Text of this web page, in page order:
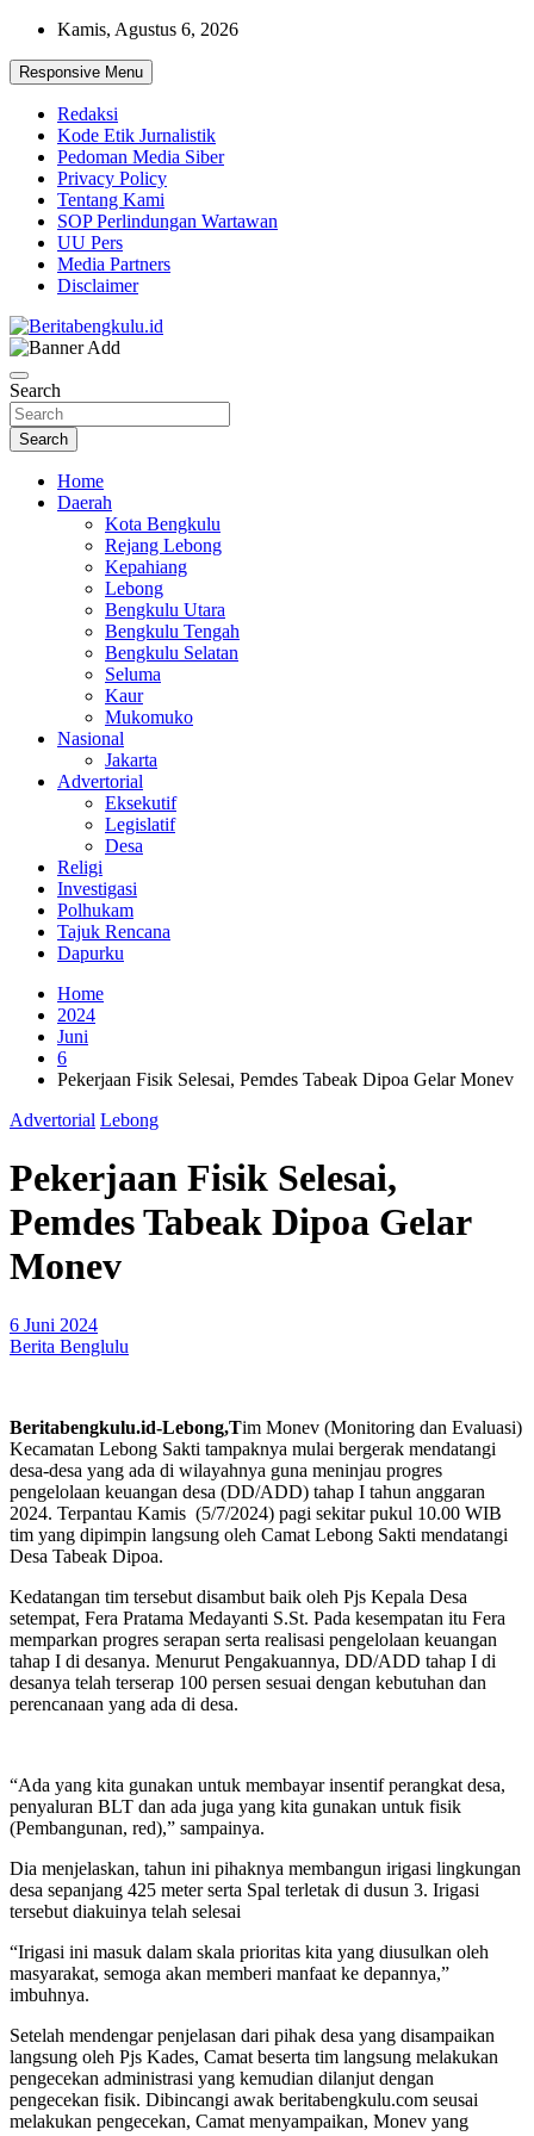
Skip
content
Kamis, Agustus 6, 2026
Responsive Menu
Redaksi
Kode Etik Jurnalistik
Pedoman Media Siber
Privacy Policy
Tentang Kami
SOP Perlindungan Wartawan
UU Pers
Media Partners
Disclaimer
Beritabengkulu.id
Search
Search
Home
Daerah
Kota Bengkulu
Rejang Lebong
Kepahiang
Lebong
Bengkulu Utara
Bengkulu Tengah
Bengkulu Selatan
Seluma
Kaur
Mukomuko
Nasional
Jakarta
Advertorial
Eksekutif
Legislatif
Desa
Religi
Investigasi
Polhukam
Tajuk Rencana
Dapurku
Home
2024
Juni
6
Pekerjaan Fisik Selesai, Pemdes Tabeak Dipoa Gelar Monev
Advertorial Lebong
Pekerjaan Fisik Selesai,
Pemdes Tabeak Dipoa Gelar
Monev
6 Juni 2024
Berita Benglulu
Beritabengkulu.id-Lebong,Tim Monev (Monitoring dan Evaluasi)
Kecamatan Lebong Sakti tampaknya mulai bergerak mendatangi
desa-desa yang ada di wilayahnya guna meninjau progres
pengelolaan keuangan desa (DD/ADD) tahap I tahun anggaran
2024. Terpantau Kamis (5/7/2024) pagi sekitar pukul 10.00 WIB
tim yang dipimpin langsung oleh Camat Lebong Sakti mendatangi
Desa Tabeak Dipoa.
Kedatangan tim tersebut disambut baik oleh Pjs Kepala Desa
setempat, Fera Pratama Medayanti S.St. Pada kesempatan itu Fera
memparkan progres serapan serta realisasi pengelolaan keuangan
tahap I di desanya. Menurut Pengakuannya, DD/ADD tahap I di
desanya telah terserap 100 persen sesuai dengan kebutuhan dan
perencanaan yang ada di desa.
“Ada yang kita gunakan untuk membayar insentif perangkat desa,
penyaluran BLT dan ada juga yang kita gunakan untuk fisik
(Pembangunan, red),” sampainya.
Dia menjelaskan, tahun ini pihaknya membangun irigasi lingkungan
desa sepanjang 425 meter serta Spal terletak di dusun 3. Irigasi
tersebut diakuinya telah selesai
“Irigasi ini masuk dalam skala prioritas kita yang diusulkan oleh
masyarakat, semoga akan memberi manfaat ke depannya,”
imbuhnya.
Setelah mendengar penjelasan dari pihak desa yang disampaikan
langsung oleh Pjs Kades, Camat beserta tim langsung melakukan
pengecekan administrasi yang kemudian dilanjut dengan
pengecekan fisik. Dibincangi awak beritabengkulu.com seusai
melakukan pengecekan, Camat menyampaikan, Monev yang